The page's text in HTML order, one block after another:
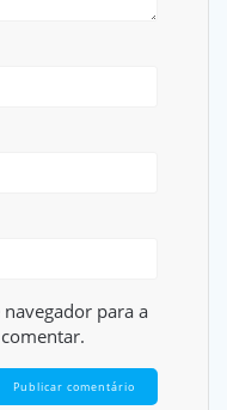
para a